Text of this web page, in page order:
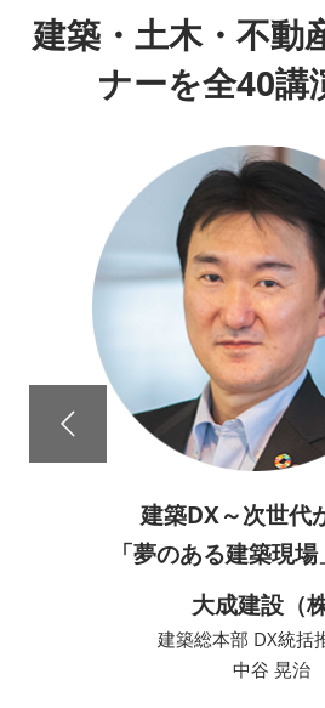
建築・土木・不動
ナーを全40講
建築DX～次世代
「夢のある建築現
大成建設（株
建築総本部 DX統括
中谷 晃治